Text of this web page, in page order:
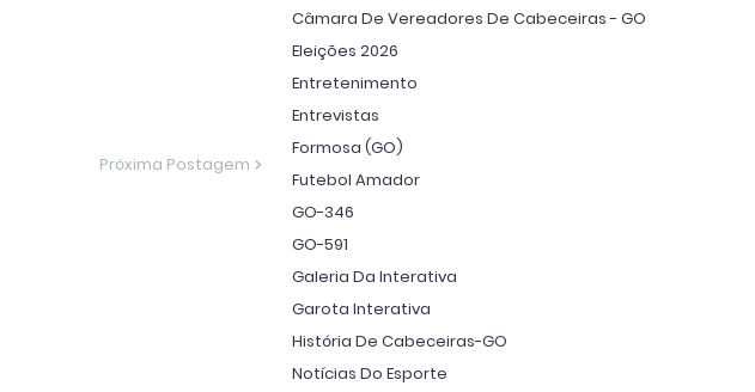
Próxima Postagem
Câmara De Vereadores De Cabeceiras - GO
Eleições 2026
Entretenimento
Entrevistas
Formosa (GO)
Futebol Amador
GO-346
GO-591
Galeria Da Interativa
Garota Interativa
História De Cabeceiras-GO
Notícias Do Esporte